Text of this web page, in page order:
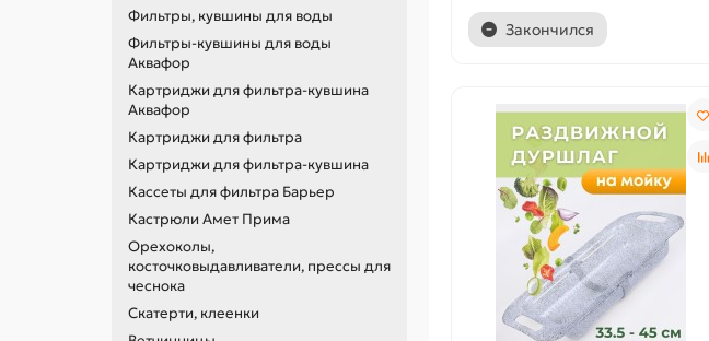
Фильтры, кувшины для воды
Фильтры-кувшины для воды
Аквафор
Картриджи для фильтра-кувшина
Аквафор
Картриджи для фильтра
Картриджи для фильтра-кувшина
Кассеты для фильтра Барьер
Кастрюли Амет Прима
Орехоколы,
косточковыдавливатели, прессы для
чеснока
Скатерти, клеенки
Закончился